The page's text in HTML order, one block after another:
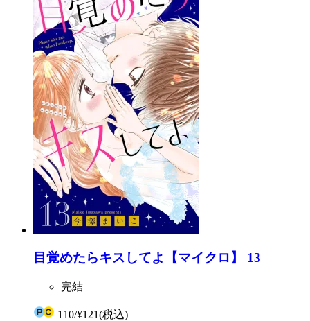
目覚めたらキスしてよ【マイクロ】 13
完結
110/¥121(税込)